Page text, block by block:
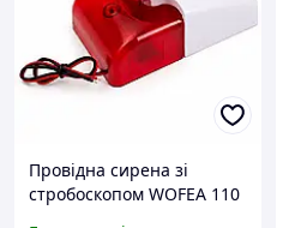
Провідна сирена зі
стробоскопом WOFEA 110